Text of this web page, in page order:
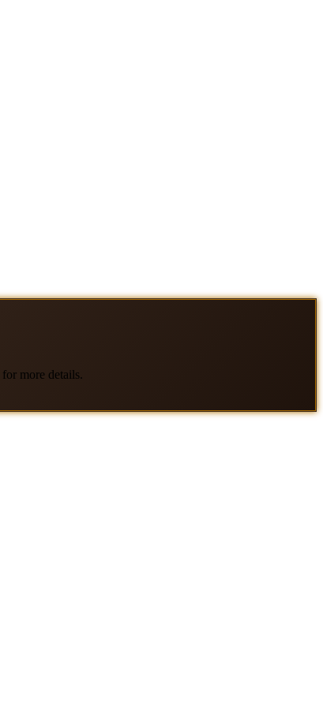
for more details.